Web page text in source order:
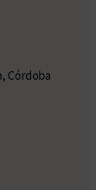
Córdoba